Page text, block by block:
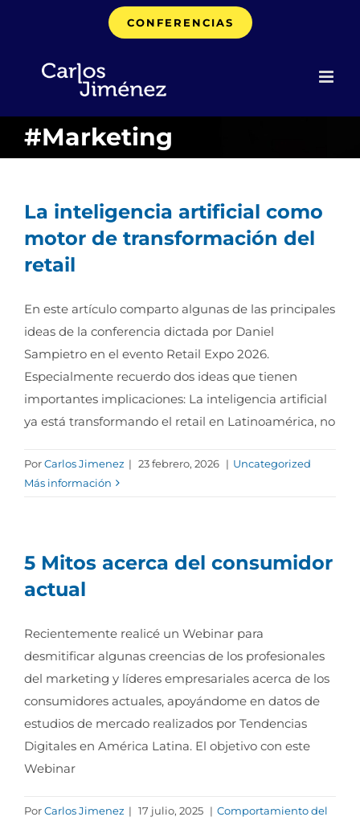
CONFERENCIAS
#Marketing
La inteligencia artificial como
motor de transformación del
retail
En este artículo comparto algunas de las principales
ideas de la conferencia dictada por Daniel
Sampietro en el evento Retail Expo 2026.
Especialmente recuerdo dos ideas que tienen
importantes implicaciones: La inteligencia artificial
ya está transformando el retail en Latinoamérica, no
PorCarlos Jimenez | 23 febrero, 2026 | Uncategorized
Más información
5 Mitos acerca del consumidor
actual
Recientemente realicé un Webinar para
desmitificar algunas creencias de los profesionales
del marketing y líderes empresariales acerca de los
consumidores actuales, apoyándome en datos de
estudios de mercado realizados por Tendencias
Digitales en América Latina. El objetivo con este
Webinar
PorCarlos Jimenez | 17 julio, 2025 | Comportamiento del